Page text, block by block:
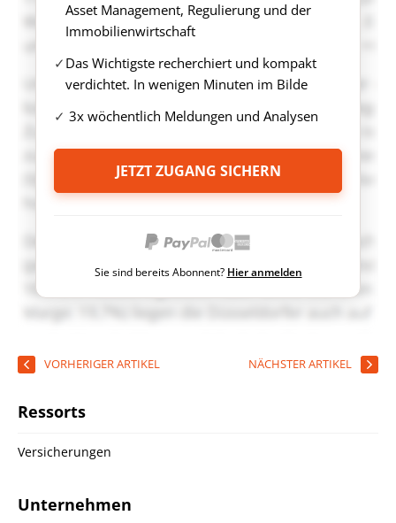
Asset Management, Regulierung und der
Immobilienwirtschaft
Das Wichtigste recherchiert und kompakt
verdichtet. In wenigen Minuten im Bilde
3x wöchentlich Meldungen und Analysen
JETZT ZUGANG SICHERN
Sie sind bereits Abonnent? Hier anmelden
VORHERIGER ARTIKEL NÄCHSTER ARTIKEL
Ressorts
Versicherungen
Unternehmen